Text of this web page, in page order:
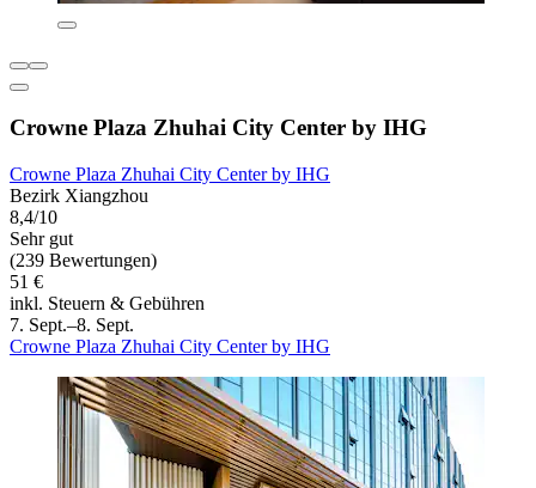
Crowne Plaza Zhuhai City Center by IHG
Crowne Plaza Zhuhai City Center by IHG
Bezirk Xiangzhou
8,4/10
Sehr gut
(239 Bewertungen)
51 €
inkl. Steuern & Gebühren
7. Sept.–8. Sept.
Crowne Plaza Zhuhai City Center by IHG